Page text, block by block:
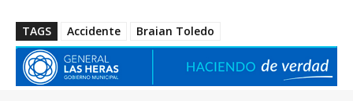
TAGS Accidente Braian Toledo